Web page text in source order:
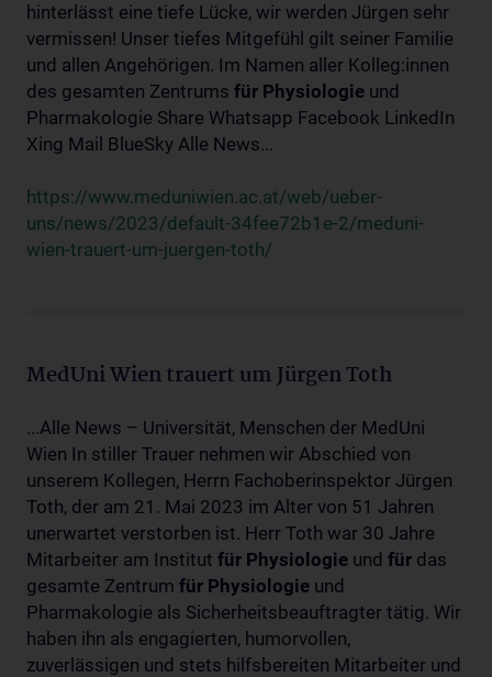
hinterlässt eine tiefe Lücke, wir werden Jürgen sehr
vermissen! Unser tiefes Mitgefühl gilt seiner Familie
und allen Angehörigen. Im Namen aller Kolleg:innen
des gesamten Zentrums für Physiologie und
Pharmakologie Share Whatsapp Facebook LinkedIn
Xing Mail BlueSky Alle News...
https://www.meduniwien.ac.at/web/ueber-
uns/news/2023/default-34fee72b1e-2/meduni-
wien-trauert-um-juergen-toth/
MedUni Wien trauert um Jürgen Toth
...Alle News – Universität, Menschen der MedUni
Wien In stiller Trauer nehmen wir Abschied von
unserem Kollegen, Herrn Fachoberinspektor Jürgen
Toth, der am 21. Mai 2023 im Alter von 51 Jahren
unerwartet verstorben ist. Herr Toth war 30 Jahre
Mitarbeiter am Institut für Physiologie und für das
gesamte Zentrum für Physiologie und
Pharmakologie als Sicherheitsbeauftragter tätig. Wir
haben ihn als engagierten, humorvollen,
zuverlässigen und stets hilfsbereiten Mitarbeiter und